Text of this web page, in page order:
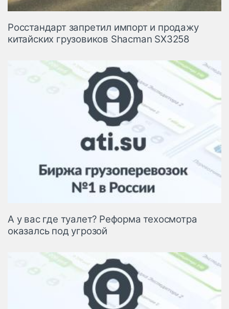
Росстандарт запретил импорт и продажу
китайских грузовиков Shacman SX3258
А у вас где туалет? Реформа техосмотра
оказалсь под угрозой